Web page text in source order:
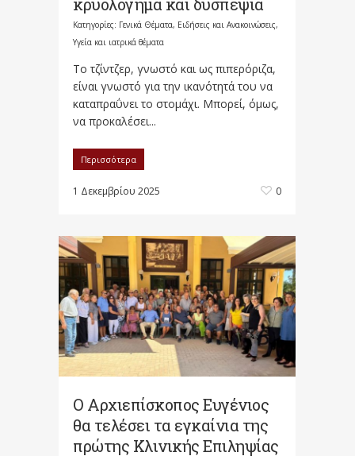
Κατηγορίες: Γενικά Θέματα, Ειδήσεις και Ανακοινώσεις,
Υγεία και ιατρικά θέματα
Το τζίντζερ, γνωστό και ως πιπερόριζα,
είναι γνωστό για την ικανότητά του να
καταπραΰνει το στομάχι. Μπορεί, όμως,
να προκαλέσει...
Περισσότερα
1 Δεκεμβρίου 2025 0
Ο Αρχιεπίσκοπος Ευγένιος
θα τελέσει τα εγκαίνια της
πρώτης Κλινικής Επιληψίας